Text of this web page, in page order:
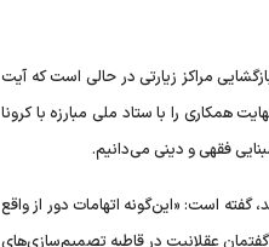
مراکز زیارتی در حالی است که آیت
همکاری را با ستاد ملی مبارزه با کرونا
فقهی و دینی می‌دانیم.
گفته است: «این‌گونه اتهامات دور از واقع